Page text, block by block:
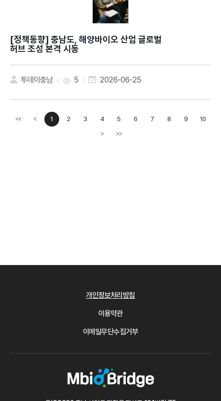
[정책동향]
허브 조성 본격 시동
투데이충남 5 2026-06-25
<< <이전페이지
1 2 3 4 5 6 7 8 9 10
>다음페이지
>>
개인정보처리방침
이용약관
이메일무단수집거부